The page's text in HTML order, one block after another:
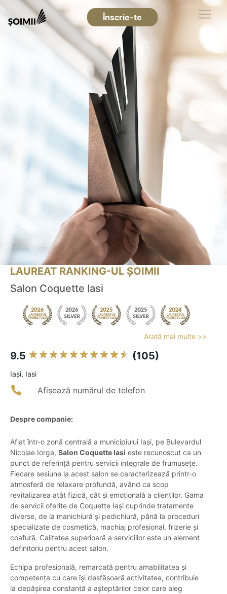
Înscrie-te
LAUREAT RANKING-UL ȘOIMII
Salon Coquette Iasi
Arată mai multe >>
9.5 (105)
Iaşi, Iasi
Afișează numărul de telefon
Despre companie:
Aflat într-o zonă centrală a municipiului Iași, pe Bulevardul
Nicolae Iorga, Salon Coquette Iasi este recunoscut ca un
punct de referință pentru servicii integrale de frumusețe.
Fiecare sesiune la acest salon se caracterizează printr-o
atmosferă de relaxare profundă, având ca scop
revitalizarea atât fizică, cât și emoțională a clienților. Gama
de servicii oferite de Coquette Iași cuprinde tratamente
diverse, de la manichiură și pedichiură, până la proceduri
specializate de cosmetică, machiaj profesional, frizerie şi
coafură. Calitatea superioară a serviciilor este un element
definitoriu pentru acest salon.
Echipa profesională, remarcată pentru amabilitatea și
competența cu care își desfășoară activitatea, contribuie
la depășirea constantă a așteptărilor celor care aleg